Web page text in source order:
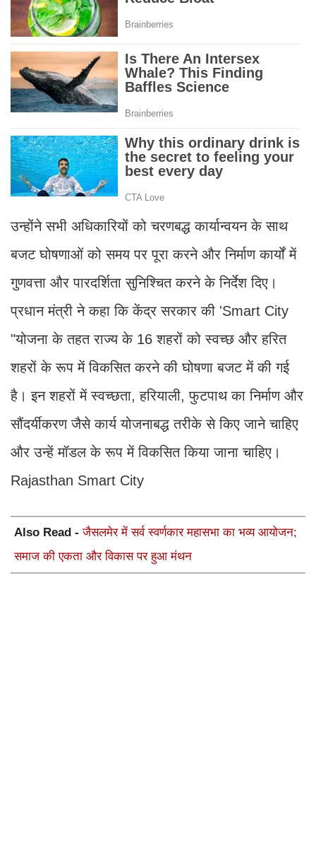
उन्होंने सभी अधिकारियों को चरणबद्ध कार्यान्वयन के साथ
बजट घोषणाओं को समय पर पूरा करने और निर्माण कार्यों में
गुणवत्ता और पारदर्शिता सुनिश्चित करने के निर्देश दिए।
प्रधान मंत्री ने कहा कि केंद्र सरकार की 'Smart City
"योजना के तहत राज्य के 16 शहरों को स्वच्छ और हरित
शहरों के रूप में विकसित करने की घोषणा बजट में की गई
है। इन शहरों में स्वच्छता, हरियाली, फुटपाथ का निर्माण और
सौंदर्यीकरण जैसे कार्य योजनाबद्ध तरीके से किए जाने चाहिए
और उन्हें मॉडल के रूप में विकसित किया जाना चाहिए।
Rajasthan Smart City
Also Read -जैसलमेर में सर्व स्वर्णकार महासभा का भव्य आयोजन;
समाज की एकता और विकास पर हुआ मंथन